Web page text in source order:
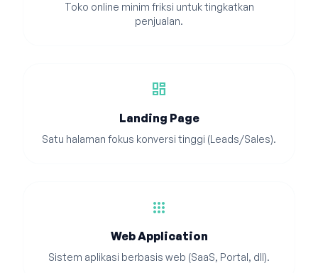
Toko online minim friksi untuk tingkatkan
penjualan.
dashboard
Landing Page
Satu halaman fokus konversi tinggi (Leads/Sales).
apps
Web Application
Sistem aplikasi berbasis web (SaaS, Portal, dll).